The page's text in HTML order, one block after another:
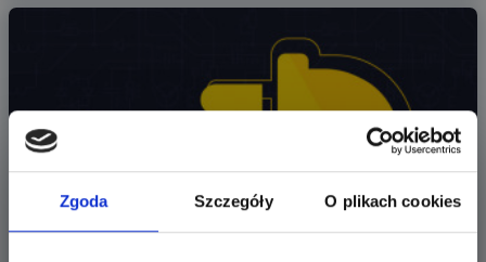
Zgoda Szczegóły O plikach cookies